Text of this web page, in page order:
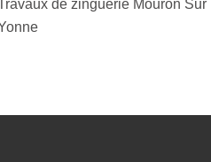
de zinguerie Mouron Sur